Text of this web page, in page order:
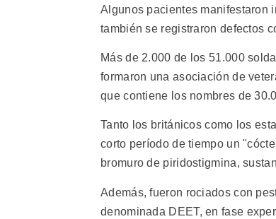
Algunos pacientes manifestaron
también se registraron defectos
Más de 2.000 de los 51.000
formaron una asociación de
que contiene los nombres de
Tanto los británicos como los
corto período de tiempo un
bromuro de piridostigmina,
Además, fueron rociados con
denominada DEET, en fase